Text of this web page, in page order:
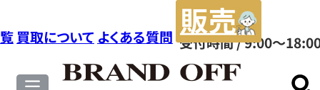
ヤ
ル
0120604117
受付時間 / 9:00～
覧 買取について よくある質問
サ